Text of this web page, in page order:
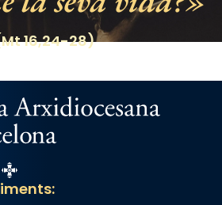
16,24-28)
Estel
Catalunya Cristiana